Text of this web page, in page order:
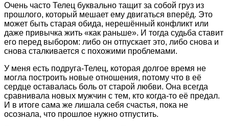
Очень часто Телец буквально тащит за собой груз из
прошлого, который мешает ему двигаться вперёд. Это
может быть старая обида, нерешённый конфликт или
даже привычка жить «как раньше». И тогда судьба ставит
его перед выбором: либо он отпускает это, либо снова и
снова сталкивается с похожими проблемами.
У меня есть подруга-Телец, которая долгое время не
могла построить новые отношения, потому что в её
сердце оставалась боль от старой любви. Она всегда
сравнивала новых мужчин с тем, кто когда-то её предал.
И в итоге сама же лишала себя счастья, пока не
осознала, что прошлое нужно отпустить.